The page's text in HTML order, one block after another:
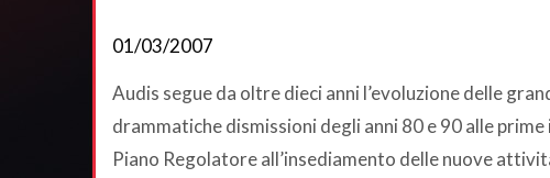
01/03/2007
Audis segue da oltre dieci anni l’evoluzione delle
drammatiche dismissioni degli anni 80 e 90 alle
Piano Regolatore all’insediamento delle nuove